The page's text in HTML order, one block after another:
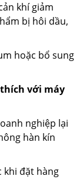
khí giảm
bị hôi dầu,
hoặc bổ sung
với máy
nghiệp lại
hàn kín
đặt hàng